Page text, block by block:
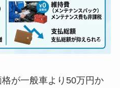
が一般車より50万円か